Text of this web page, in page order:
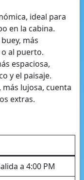
ideal para
en la cabina.
más
al puerto.
espaciosa,
y el paisaje.
más lujosa, cuenta
extras.
a 4:00 PM